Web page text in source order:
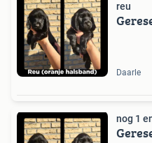
reu
Daarle
nog 1